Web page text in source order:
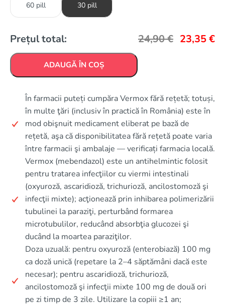
60 pill 30 pill
Prețul total: 24,90€ 23,35€
ADAUGĂ ÎN COȘ
În farmacii puteți cumpăra Vermox fără rețetă; totuși,
în multe ţări (inclusiv în practică în România) este în
mod obişnuit medicament eliberat pe bază de
rețetă, aşa că disponibilitatea fără rețetă poate varia
între farmacii şi ambalaje — verificați farmacia locală.
Vermox (mebendazol) este un antihelmintic folosit
pentru tratarea infecţiilor cu viermi intestinali
(oxyuroză, ascaridioză, trichurioză, ancilostomoză şi
infecţii mixte); acţionează prin inhibarea polimerizării
tubulinei la paraziţi, perturbând formarea
microtubulilor, reducând absorbţia glucozei şi
ducând la moartea paraziţilor.
Doza uzuală: pentru oxyuroză (enterobiază) 100 mg
ca doză unică (repetare la 2–4 săptămâni dacă este
necesar); pentru ascaridioză, trichurioză,
ancilostomoză şi infecţii mixte 100 mg de două ori
pe zi timp de 3 zile. Utilizare la copiii ≥1 an;